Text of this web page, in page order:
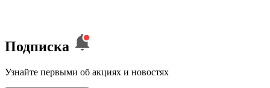
Подписка
Узнайте первыми об акциях и новостях